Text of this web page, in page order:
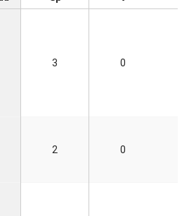
3 0
2 0